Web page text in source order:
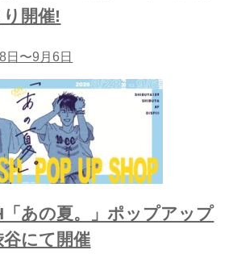
開催!
日〜9月6日
あの夏。」ポップアップ
にて開催